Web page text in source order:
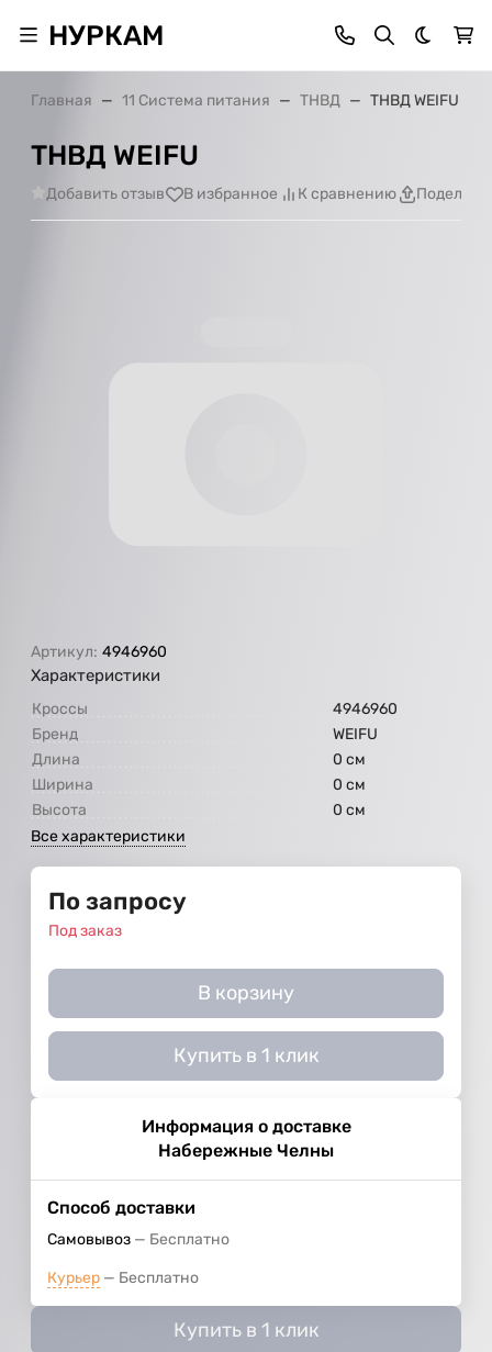
НУРКАМ Темная
Главная 11 Система питания ТНВД ТНВД WEIFU
ТНВД WEIFU
Добавить отзыв В избранное К сравнению
Артикул: 4946960
Характеристики
Кроссы
4946960
Бренд
WEIFU
Длина
0 см
Ширина
0 см
Высота
0 см
Все характеристики
По запросу
Под заказ
В корзину
Купить в 1 клик
Информация о доставке
Набережные Челны
Способ доставки
Самовывоз Бесплатно
Курьер Бесплатно
Купить в 1 клик